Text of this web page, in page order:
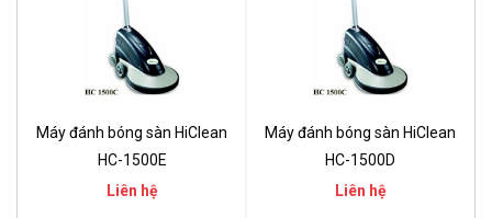
Máy đánh bóng sàn HiClean
HC-1500E
Liên hệ
Máy đánh bóng sàn HiClean
HC-1500D
Liên hệ